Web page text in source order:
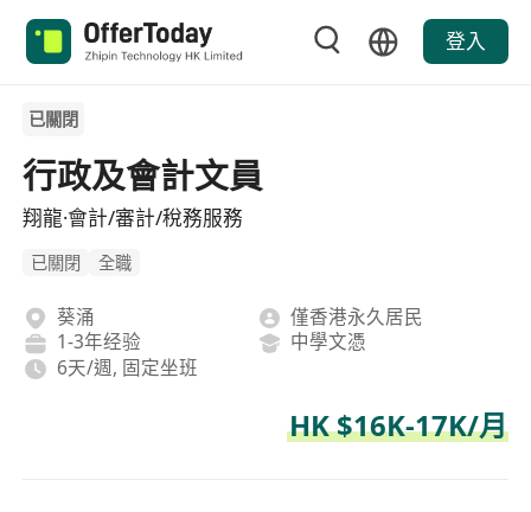
登入
已關閉
行政及會計文員
翔龍·會計/審計/稅務服務
已關閉 全職
葵涌
僅香港永久居民
1-3年经验
中學文憑
6天/週, 固定坐班
HK $16K-17K/月